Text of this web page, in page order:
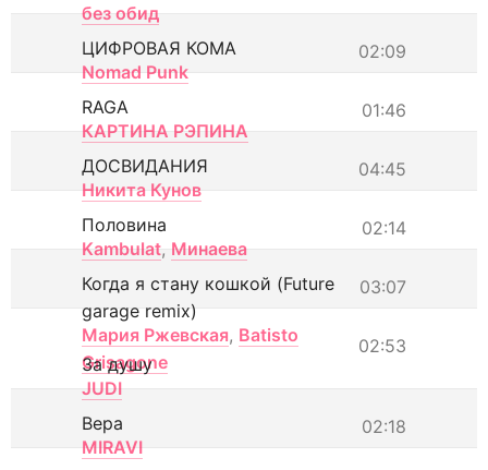
без обид
02:09
ЦИФРОВАЯ КОМА
Nomad Punk
01:46
RAGA
КАРТИНА РЭПИНА
04:45
ДОСВИДАНИЯ
Никита Кунов
02:14
Половина
Kambulat, Минаева
03:07
Когда я стану кошкой (Future
garage remix)
Мария Ржевская, Batisto
Grisagone
02:53
За душу
JUDI
02:18
Вера
MIRAVI